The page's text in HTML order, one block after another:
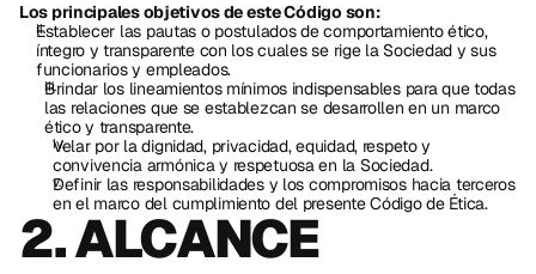
Los principales objetivos de este Código son:
Establecer las pautas o postulados de comportamiento ético,
íntegro y transparente con los cuales se rige la Sociedad y sus
funcionarios y empleados.
Brindar los lineamientos mínimos indispensables para que todas
las relaciones que se establezcan se desarrollen en un marco
ético y transparente.
Velar por la dignidad, privacidad, equidad, respeto y
convivencia armónica y respetuosa en la Sociedad.
Definir las responsabilidades y los compromisos hacia terceros
en el marco del cumplimiento del presente Código de Ética.
2. ALCANCE